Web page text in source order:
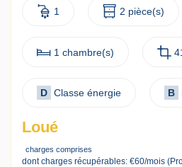
1 2 pièce(s)
1 chambre(s)
D Classe énergie B
Loué
charges comprises
dont charges récupérables: €60/mois